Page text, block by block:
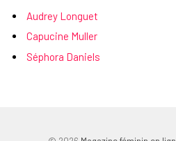
Audrey Longuet
Capucine Muller
Séphora Daniels